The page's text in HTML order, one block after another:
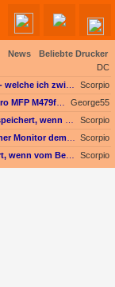
News
Beliebte Drucker
DC
Scorpio
George55
Scorpio
Scorpio
Scorpio